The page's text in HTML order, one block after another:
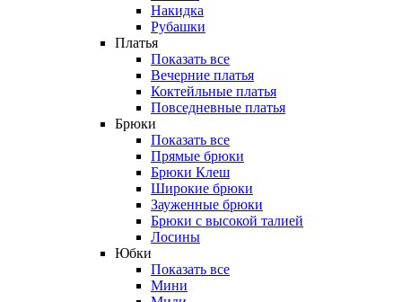
Накидка
Рубашки
Платья
Показать все
Вечерние платья
Коктейльные платья
Повседневные платья
Брюки
Показать все
Прямые брюки
Брюки Клеш
Широкие брюки
Зауженные брюки
Брюки с высокой талией
Лосины
Юбки
Показать все
Мини